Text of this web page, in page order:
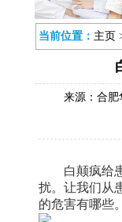
当前位置： 主页 >
来源： 合肥
白颠疯给患
扰。让我们从
的危害有哪些。